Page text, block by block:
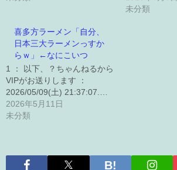
未分類
喜多方ラーメン「自分、
日本三大ラーメンっすか
らｗ」←なにこいつ
1 ： 以下、？ちゃんねるから
VIPがお送りします ：
2026/05/09(土) 21:37:07.…
2026年5月11日
未分類